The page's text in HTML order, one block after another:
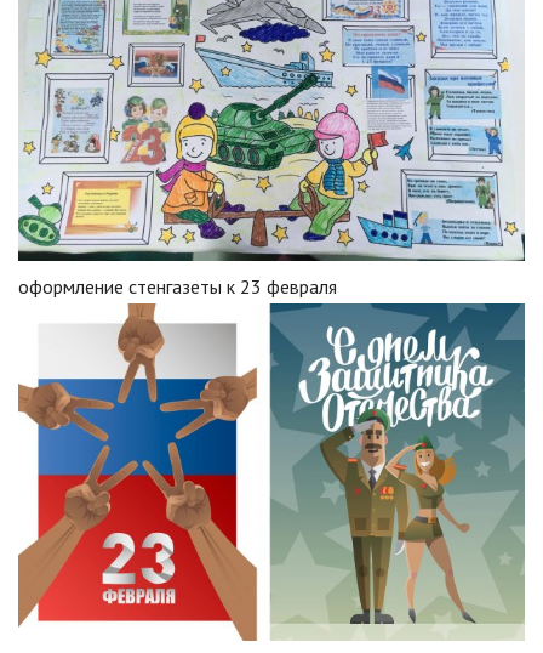
оформление стенгазеты к 23 февраля